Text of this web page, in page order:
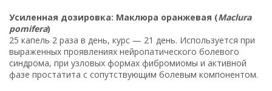
Усиленная дозировка: Маклюра оранжевая (Maclura
pomifera)
25 капель 2 раза в день, курс — 21 день. Используется при
выраженных проявлениях нейропатического болевого
синдрома, при узловых формах фибромиомы и активной
фазе простатита с сопутствующим болевым компонентом.